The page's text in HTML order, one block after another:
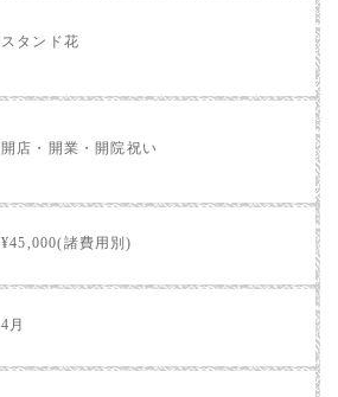
スタンド花
開店・開業・開院祝い
¥45,000(諸費用別)
4月